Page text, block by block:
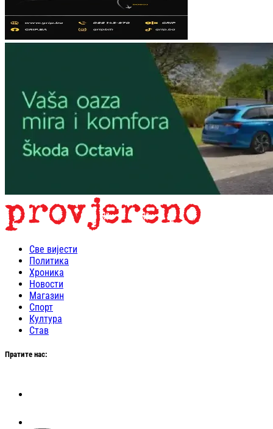
Све вијести
Политика
Хроника
Новости
Магазин
Спорт
Култура
Став
Пратите нас: